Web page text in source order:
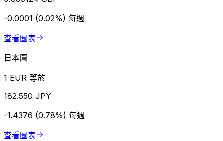
-0.0001 (0.02%) 每週
查看圖表
日本圓
1 EUR 等於
182.550 JPY
-1.4376 (0.78%) 每週
查看圖表